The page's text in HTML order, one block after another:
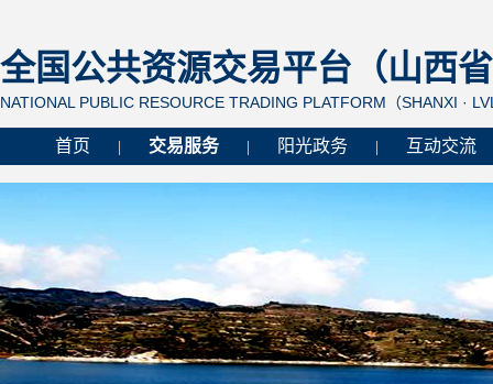
全国公共资源交易平台（山西
NATIONAL PUBLIC RESOURCE TRADING PLATFORM（SHANXI ·
首页 交易服务 阳光政务 互动交流